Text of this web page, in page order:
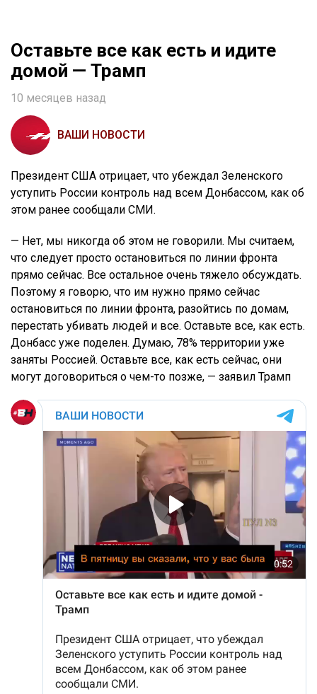
Оставьте все как есть и идите
домой — Трамп
10 месяцев назад
ВАШИ НОВОСТИ
Президент США отрицает, что убеждал Зеленского
уступить России контроль над всем Донбассом, как об
этом ранее сообщали СМИ.
— Нет, мы никогда об этом не говорили. Мы считаем,
что следует просто остановиться по линии фронта
прямо сейчас. Все остальное очень тяжело обсуждать.
Поэтому я говорю, что им нужно прямо сейчас
остановиться по линии фронта, разойтись по домам,
перестать убивать людей и все. Оставьте все, как есть.
Донбасс уже поделен. Думаю, 78% территории уже
заняты Россией. Оставьте все, как есть сейчас, они
могут договориться о чем-то позже, — заявил Трамп